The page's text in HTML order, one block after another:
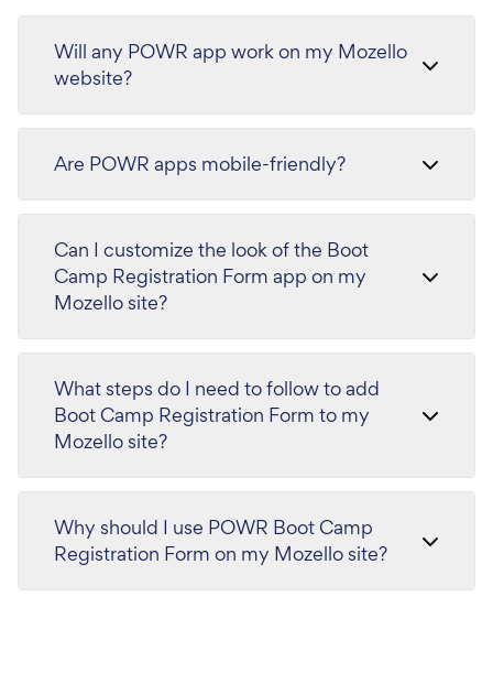
Will any POWR app work on my Mozello
website?
Are POWR apps mobile-friendly?
Can I customize the look of the Boot
Camp Registration Form app on my
Mozello site?
What steps do I need to follow to add
Boot Camp Registration Form to my
Mozello site?
Why should I use POWR Boot Camp
Registration Form on my Mozello site?